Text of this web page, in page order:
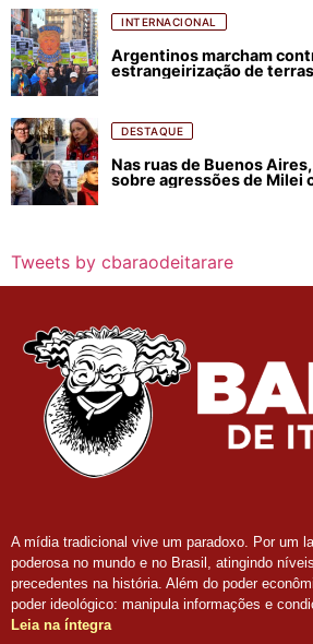
INTERNACIONAL
Argentinos marcham
estrangeirização de
DESTAQUE
Nas ruas de Buenos
sobre agressões de Milei
Tweets by cbaraodeitarare
A mídia tradicional vive um paradoxo. Por um
poderosa no mundo e no Brasil, atingindo
precedentes na história. Além do poder
poder ideológico: manipula informações e
Leia na íntegra